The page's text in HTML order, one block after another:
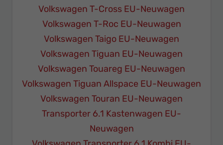
Volkswagen T-Cross EU-Neuwagen
Volkswagen T-Roc EU-Neuwagen
Volkswagen Taigo EU-Neuwagen
Volkswagen Tiguan EU-Neuwagen
Volkswagen Touareg EU-Neuwagen
Volkswagen Tiguan Allspace EU-Neuwagen
Volkswagen Touran EU-Neuwagen
Transporter 6.1 Kastenwagen EU-
Neuwagen